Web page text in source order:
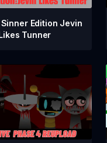
Edition Jevin
Tunner